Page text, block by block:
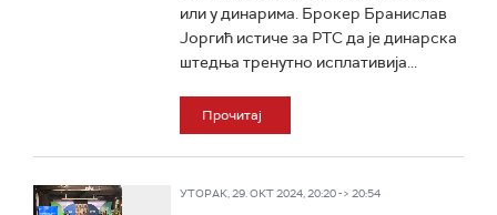
или у динарима. Брокер Бранислав
Јоргић истиче за РТС да је динарска
штедња тренутно исплативија...
Прочитај
УТОРАК, 29. ОКТ 2024, 20:20 -> 20:54